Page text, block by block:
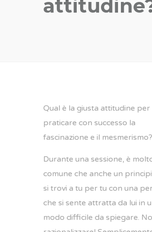
Qual è la giusta attitudine per
praticare con successo la
fascinazione e il mesmerismo?
Durante una sessione, è
comune che anche un
si trovi a tu per tu con una
che si sente attratta da lui in
modo difficile da spiegare.